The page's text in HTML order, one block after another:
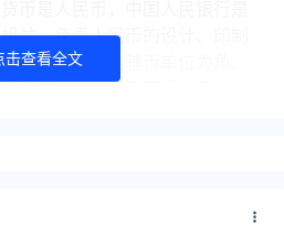
关，负责人民币的设计、印制
元，人民币的辅币单位为角、
于10分。人民币符号为元的拼
击查看全文